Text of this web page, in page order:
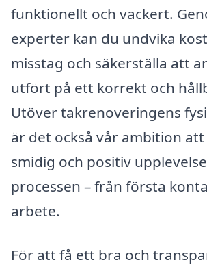
funktionellt och vackert.
experter kan du undvika
misstag och säkerställa att
utfört på ett korrekt och
Utöver takrenoveringens
är det också vår ambition
smidig och positiv
processen – från första
arbete.
För att få ett bra och